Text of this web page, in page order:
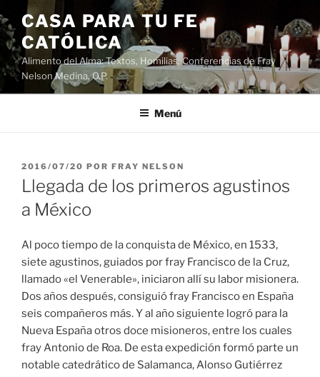
Saltar
al
contenido
CASA PARA TU FE
CATÓLICA
Alimento del Alma: Textos, Homilias, Conferencias de Fray
Nelson Medina, O.P.
Menú
PUBLICADO
EL
2016/07/20 POR FRAY NELSON
Llegada de los primeros agustinos
a México
Al poco tiempo de la conquista de México, en 1533,
siete agustinos, guiados por fray Francisco de la Cruz,
llamado «el Venerable», iniciaron allí su labor misionera.
Dos años después, consiguió fray Francisco en España
seis compañeros más. Y al año siguiente logró para la
Nueva España otros doce misioneros, entre los cuales
fray Antonio de Roa. De esta expedición formó parte un
notable catedrático de Salamanca, Alonso Gutiérrez